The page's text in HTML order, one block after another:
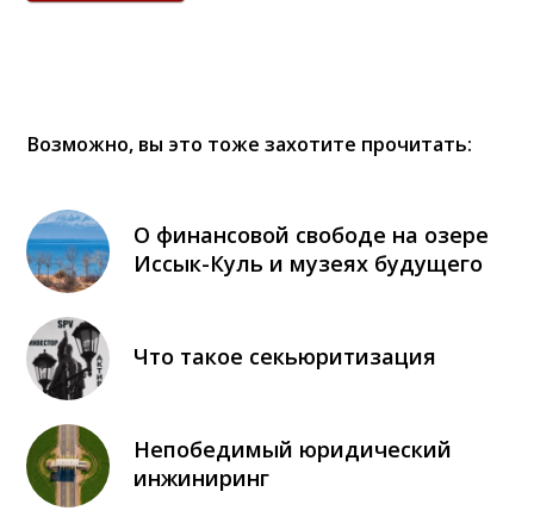
Возможно, вы это тоже захотите прочитать:
О финансовой свободе на озере
Иссык-Куль и музеях будущего
Что такое секьюритизация
Непобедимый юридический
инжиниринг